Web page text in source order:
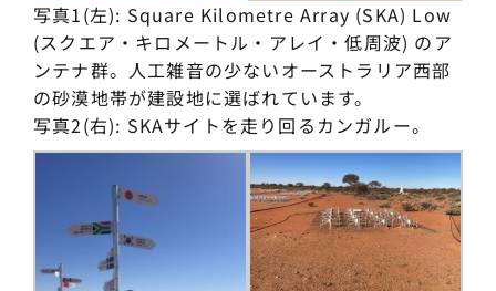
写真1(左): Square Kilometre Array (SKA) Low
(スクエア・キロメートル・アレイ・低周波) のア
ンテナ群。人工雑音の少ないオーストラリア西部
の砂漠地帯が建設地に選ばれています。
写真2(右): SKAサイトを走り回るカンガルー。